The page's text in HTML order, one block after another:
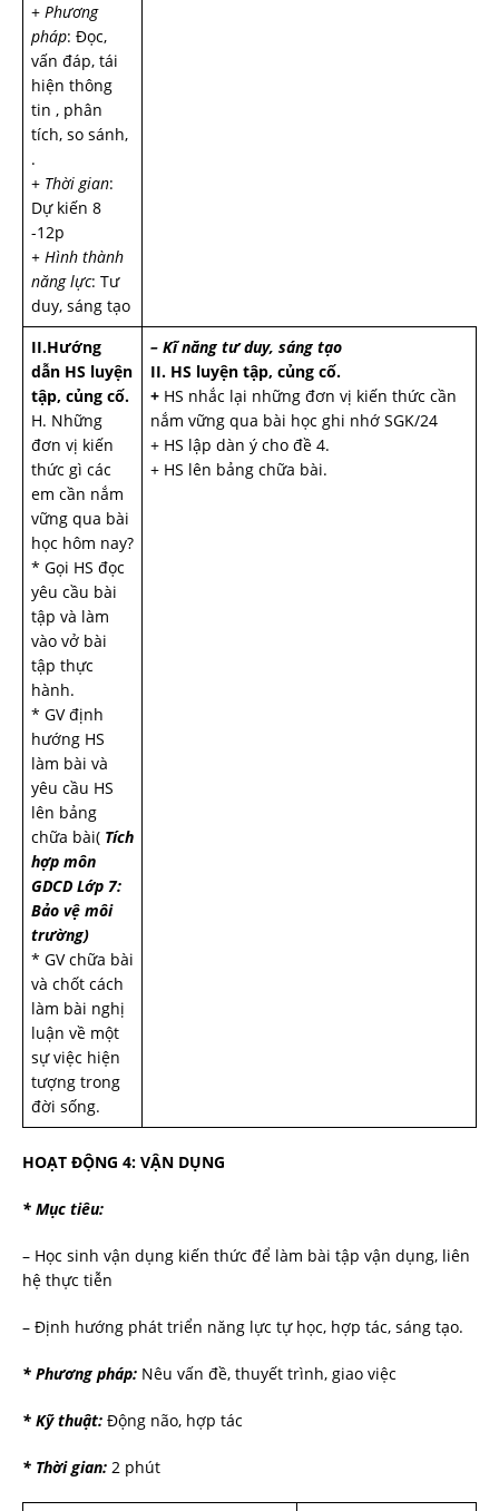
+ Ph­ương
pháp: Đọc,
vấn đáp, tái
hiện thông
tin , phân
tích, so sánh,
.
+ Thời gian:
Dự kiến 8
-12p
+ Hình thành
năng lực: Tư
duy, sáng tạo
II.Hư­­ớng
dẫn HS luyện
tập, củng cố.
H. Những
đơn vị kiến
thức gì các
em cần nắm
vững qua bài
học hôm nay?
* Gọi HS đọc
yêu cầu bài
tập và làm
vào vở bài
tập thực
hành.
* GV định
hướng HS
làm bài và
yêu cầu HS
lên bảng
chữa bài( Tích
hợp môn
GDCD Lớp 7:
Bảo vệ môi
trường)
* GV chữa bài
và chốt cách
làm bài nghị
luận về một
sự việc hiện
tượng trong
đời sống.
– Kĩ năng tư duy, sáng tạo
II. HS luyện tập, củng cố.
+ HS nhắc lại những đơn vị kiến thức cần
nắm vững qua bài học ghi nhớ SGK/24
+ HS lập dàn ý cho đề 4.
+ HS lên bảng chữa bài.
HOẠT ĐỘNG 4: VẬN DỤNG
* Mục tiêu:
– Học sinh vận dụng kiến thức để làm bài tập vận dụng, liên
hệ thực tiễn
– Định hướng phát triển năng lực tự học, hợp tác, sáng tạo.
* Phương pháp: Nêu vấn đề, thuyết trình, giao việc
* Kỹ thuật: Động não, hợp tác
* Thời gian: 2 phút